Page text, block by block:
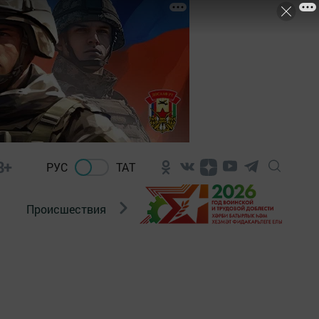
РУС ТАТ
Происшествия Новости Госавтоинспекции